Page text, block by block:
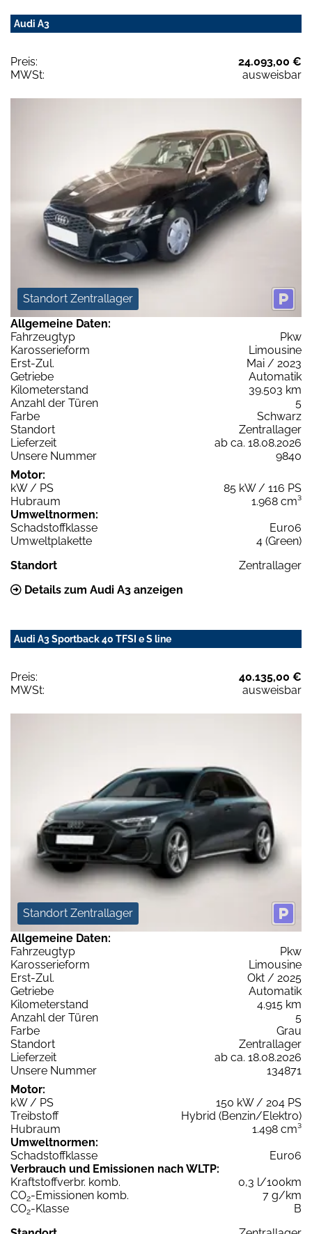
Audi A3
Preis:
24.093,00 €
MWSt:
ausweisbar
Standort Zentrallager
Allgemeine Daten:
Fahrzeugtyp
Pkw
Karosserieform
Limousine
Erst-Zul.
Mai / 2023
Getriebe
Automatik
Kilometerstand
39.503 km
Anzahl der Türen
5
Farbe
Schwarz
Standort
Zentrallager
Lieferzeit
ab ca. 18.08.2026
Unsere Nummer
9840
Motor:
kW / PS
85 kW / 116 PS
Hubraum
1.968 cm³
Umweltnormen:
Schadstoffklasse
Euro6
Umweltplakette
4 (Green)
Standort
Zentrallager
Details zum Audi A3 anzeigen
Audi A3 Sportback 40 TFSI e S line
Preis:
40.135,00 €
MWSt:
ausweisbar
Standort Zentrallager
Allgemeine Daten:
Fahrzeugtyp
Pkw
Karosserieform
Limousine
Erst-Zul.
Okt / 2025
Getriebe
Automatik
Kilometerstand
4.915 km
Anzahl der Türen
5
Farbe
Grau
Standort
Zentrallager
Lieferzeit
ab ca. 18.08.2026
Unsere Nummer
134871
Motor:
kW / PS
150 kW / 204 PS
Treibstoff
Hybrid (Benzin/Elektro)
Hubraum
1.498 cm³
Umweltnormen:
Schadstoffklasse
Euro6
Verbrauch und Emissionen nach WLTP:
Kraftstoffverbr. komb.
0,3 l/100km
CO2-Emissionen komb.
7 g/km
CO2-Klasse
B